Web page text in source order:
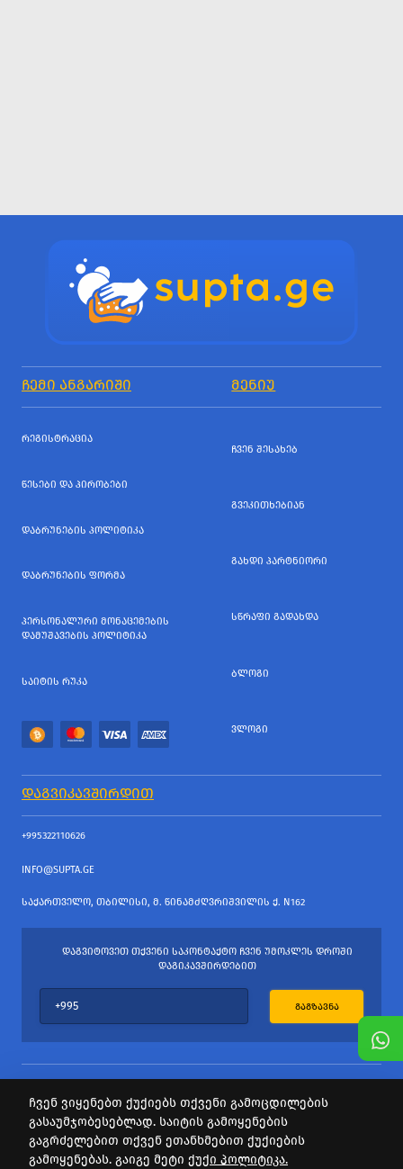
ᲩᲔᲛᲘ ᲐᲜᲒᲐᲠᲘᲨᲘ ᲛᲔᲜᲘᲣ
ᲠᲔᲒᲘᲡᲢᲠᲐᲪᲘᲐ
ᲬᲔᲡᲔᲑᲘ ᲓᲐ ᲞᲘᲠᲝᲑᲔᲑᲘ
ᲓᲐᲑᲠᲣᲜᲔᲑᲘᲡ ᲞᲝᲚᲘᲢᲘᲙᲐ
ᲓᲐᲑᲠᲣᲜᲔᲑᲘᲡ ᲤᲝᲠᲛᲐ
ᲞᲔᲠᲡᲝᲜᲐᲚᲣᲠᲘ ᲛᲝᲜᲐᲪᲔᲛᲔᲑᲘᲡ
ᲓᲐᲛᲣᲨᲐᲕᲔᲑᲘᲡ ᲞᲝᲚᲘᲢᲘᲙᲐ
ᲡᲐᲘᲢᲘᲡ ᲠᲣᲙᲐ
ᲩᲕᲔᲜ ᲨᲔᲡᲐᲮᲔᲑ
ᲒᲕᲔᲙᲘᲗᲮᲔᲑᲘᲐᲜ
ᲒᲐᲮᲓᲘ ᲞᲐᲠᲢᲜᲘᲝᲠᲘ
ᲡᲬᲠᲐᲤᲘ ᲒᲐᲓᲐᲮᲓᲐ
ᲑᲚᲝᲒᲘ
ᲕᲚᲝᲒᲘ
ᲓᲐᲒᲕᲘᲙᲐᲕᲨᲘᲠᲓᲘᲗ
+995322110626
INFO@SUPTA.GE
ᲡᲐᲥᲐᲠᲗᲕᲔᲚᲝ, ᲗᲑᲘᲚᲘᲡᲘ, Მ. ᲬᲘᲜᲐᲛᲫᲦᲕᲠᲘᲨᲕᲘᲚᲘᲡ Ქ. N162
ᲓᲐᲒᲕᲘᲢᲝᲕᲔᲗ ᲗᲥᲕᲔᲜᲘ ᲡᲐᲙᲝᲜᲢᲐᲥᲢᲝ ᲩᲕᲔᲜ ᲣᲛᲝᲙᲚᲔᲡ ᲓᲠᲝᲨᲘ
ᲓᲐᲒᲘᲙᲐᲕᲨᲘᲠᲓᲔᲑᲘᲗ
ᲒᲐᲒᲖᲐᲕᲜᲐ
ყველა უფლება დაცულია
საიტის პროვაიდერი Webdoors.ge
ჩვენ ვიყენებთ ქუქიებს თქვენი გამოცდილების
გასაუმჯობესებლად. საიტის გამოყენების
გაგრძელებით თქვენ ეთანხმებით ქუქიების
გამოყენებას. გაიგე მეტი ქუქი პოლიტიკა.